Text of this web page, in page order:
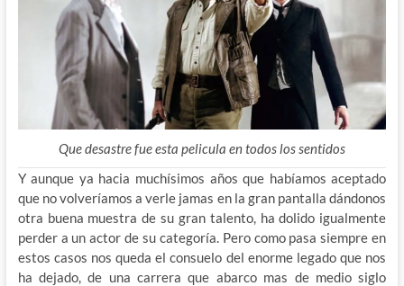
Que desastre fue esta pelicula en todos los sentidos
Y aunque ya hacia muchísimos años que habíamos aceptado
que no volveríamos a verle jamas en la gran pantalla dándonos
otra buena muestra de su gran talento, ha dolido igualmente
perder a un actor de su categoría. Pero como pasa siempre en
estos casos nos queda el consuelo del enorme legado que nos
ha dejado, de una carrera que abarco mas de medio siglo